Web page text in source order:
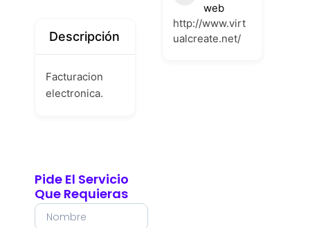
Descripción
Facturacion
electronica.
web
http://www.virt
ualcreate.net/
Pide El Servicio
Que Requieras